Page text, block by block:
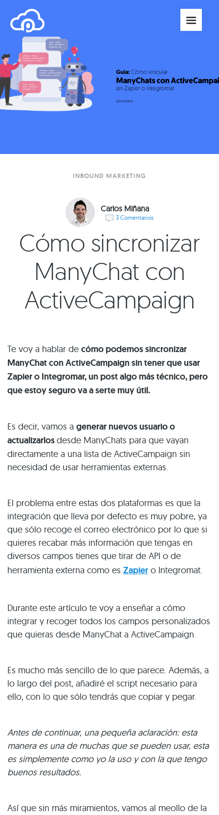
INBOUND MARKETING
Carlos Miñana
3 Comentarios
Cómo sincronizar
ManyChat con
ActiveCampaign
Te voy a hablar de cómo podemos sincronizar
ManyChat con ActiveCampaign sin tener que usar
Zapier o Integromar, un post algo más técnico, pero
que estoy seguro va a serte muy útil.
Es decir, vamos a generar nuevos usuario o
actualizarlosdesde ManyChats para que vayan
directamente a una lista de ActiveCampaign sin
necesidad de usar herramientas externas.
El problema entre estas dos plataformas es que la
integración que lleva por defecto es muy pobre, ya
que sólo recoge el correo electrónico por lo que si
quieres recabar más información que tengas en
diversos campos tienes que tirar de API o de
herramienta externa como es Zapier o Integromat.
Durante este artículo te voy a enseñar a cómo
integrar y recoger todos los campos personalizados
que quieras desde ManyChat a ActiveCampaign.
Es mucho más sencillo de lo que parece. Además, a
lo largo del post, añadiré el script necesario para
ello, con lo que sólo tendrás que copiar y pegar.
Antes de continuar, una pequeña aclaración: esta
manera es una de muchas que se pueden usar, esta
es simplemente como yo la uso y con la que tengo
buenos resultados.
Así que sin más miramientos, vamos al meollo de la